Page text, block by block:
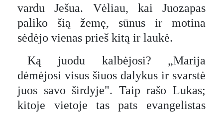
vardu Ješua. Vėliau, kai Juozapas
paliko šią žemę, sūnus ir motina
sėdėjo vienas prieš kitą ir laukė.
Ką juodu kalbėjosi? „Marija
dėmėjosi visus šiuos dalykus ir svarstė
juos savo širdyje". Taip rašo Lukas;
kitoje vietoje tas pats evangelistas